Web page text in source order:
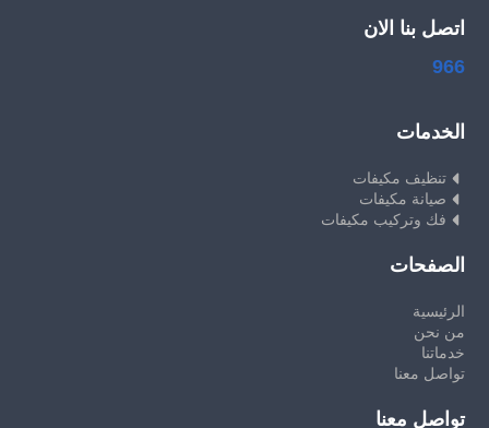
اتصل بنا الان
966
الخدمات
تنظيف مكيفات
صيانة مكيفات
فك وتركيب مكيفات
الصفحات
الرئيسية
من نحن
خدماتنا
تواصل معنا
تواصل معنا